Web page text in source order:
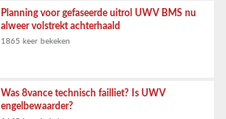
Planning voor gefaseerde uitrol UWV BMS nu
alweer volstrekt achterhaald
1865 keer bekeken
Was 8vance technisch failliet? Is UWV
engelbewaarder?